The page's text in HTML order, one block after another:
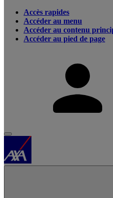
Accès rapides
Accéder au menu
Accéder au contenu
Accéder au pied de page